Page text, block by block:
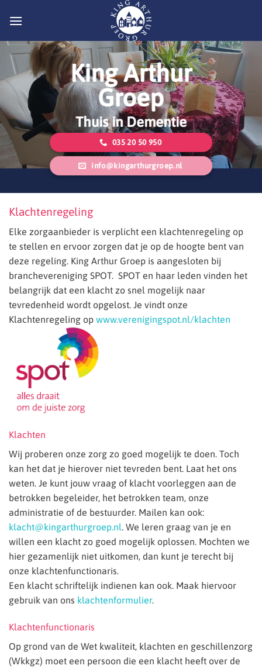
naar
King Arthur
Groep
Thuis in Dementie
035 20 50 950
info@kingarthurgroep.nl
Klachtenregeling
Elke zorgaanbieder is verplicht een klachtenregeling op
te stellen en ervoor zorgen dat je op de hoogte bent van
deze regeling. King Arthur Groep is aangesloten bij
branchevereniging SPOT. SPOT en haar leden vinden het
belangrijk dat een klacht zo snel mogelijk naar
tevredenheid wordt opgelost. Je vindt onze
Klachtenregeling op www.verenigingspot.nl/klachten
Klachten
Wij proberen onze zorg zo goed mogelijk te doen. Toch
kan het dat je hierover niet tevreden bent. Laat het ons
weten. Je kunt jouw vraag of klacht voorleggen aan de
betrokken begeleider, het betrokken team, onze
administratie of de bestuurder. Mailen kan ook:
klacht@kingarthurgroep.nl. We leren graag van je en
willen een klacht zo goed mogelijk oplossen. Mochten we
hier gezamenlijk niet uitkomen, dan kunt je terecht bij
onze klachtenfunctionaris.
Een klacht schriftelijk indienen kan ook. Maak hiervoor
gebruik van ons klachtenformulier.
Klachtenfunctionaris
Op grond van de Wet kwaliteit, klachten en geschillenzorg
(Wkkgz) moet een persoon die een klacht heeft over de